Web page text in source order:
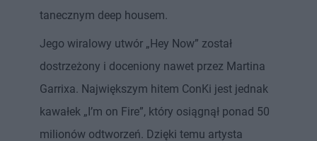
tanecznym deep housem.
Jego wiralowy utwór „Hey Now” został
dostrzeżony i doceniony nawet przez Martina
Garrixa. Największym hitem ConKi jest jednak
kawałek „I’m on Fire”, który osiągnął ponad 50
milionów odtworzeń. Dzięki temu artysta